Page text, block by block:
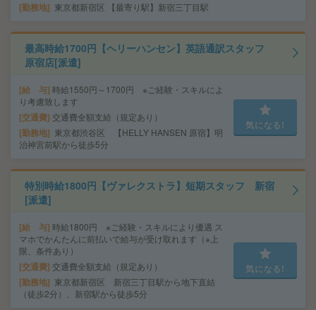
勤務地 東京都新宿区 【最寄り駅】新宿三丁目駅
最高時給1700円【ヘリーハンセン】英語通訳スタッフ
原宿店[派遣]
給 与 時給1550円～1700円 ※ご経験・スキルによ
り考慮致します
交通費 交通費全額支給（規定あり）
勤務地
東京都渋谷区 【HELLY HANSEN 原宿】明
治神宮前駅から徒歩5分
気になる!
特別時給1800円【ヴァレクストラ】短期スタッフ 新宿
[派遣]
給 与 時給1800円 ※ご経験・スキルにより優遇 ス
マホでかんたんに前払いで給与が受け取れます（※上
限、条件あり）
交通費 交通費全額支給（規定あり）
勤務地
東京都新宿区 新宿三丁目駅から地下直結
（徒歩2分）、新宿駅から徒歩5分
気になる!